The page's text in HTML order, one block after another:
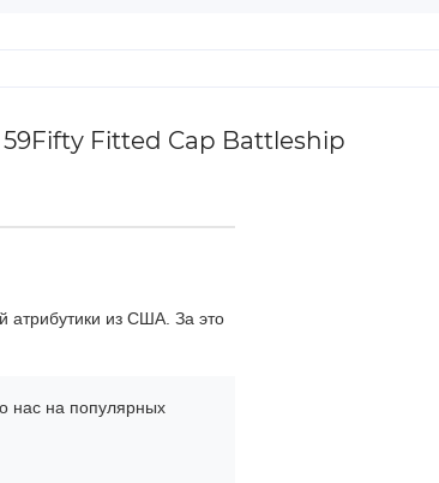
Fitted Cap Battleship
атрибутики из США. За это
нас на популярных